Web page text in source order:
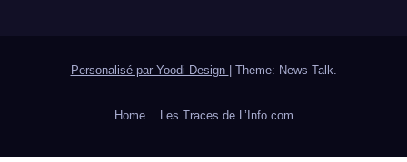
Personalisé par Yoodi Design | Theme: News Talk.
Home Les Traces de L’Info.com